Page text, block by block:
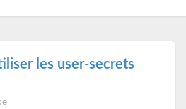
les user-secrets